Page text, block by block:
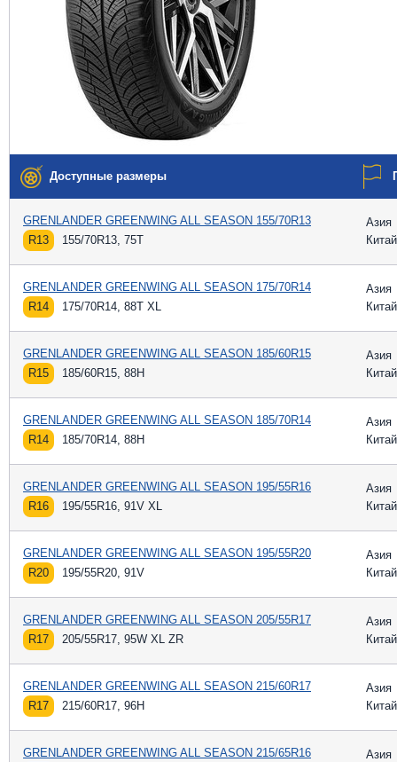
Доступные размеры
GRENLANDER GREENWING ALL SEASON 155/70R13
R13
155/70R13, 75T
Азия
Китай
GRENLANDER GREENWING ALL SEASON 175/70R14
R14
175/70R14, 88T XL
Азия
Китай
GRENLANDER GREENWING ALL SEASON 185/60R15
R15
185/60R15, 88H
Азия
Китай
GRENLANDER GREENWING ALL SEASON 185/70R14
R14
185/70R14, 88H
Азия
Китай
GRENLANDER GREENWING ALL SEASON 195/55R16
R16
195/55R16, 91V XL
Азия
Китай
GRENLANDER GREENWING ALL SEASON 195/55R20
R20
195/55R20, 91V
Азия
Китай
GRENLANDER GREENWING ALL SEASON 205/55R17
R17
205/55R17, 95W XL ZR
Азия
Китай
GRENLANDER GREENWING ALL SEASON 215/60R17
R17
215/60R17, 96H
Азия
Китай
GRENLANDER GREENWING ALL SEASON 215/65R16
Азия